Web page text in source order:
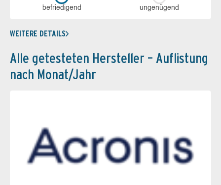
be­frie­di­gend un­ge­nü­gend
WEITERE DETAILS
Alle getesteten Hersteller – Auflistung
nach Monat/Jahr